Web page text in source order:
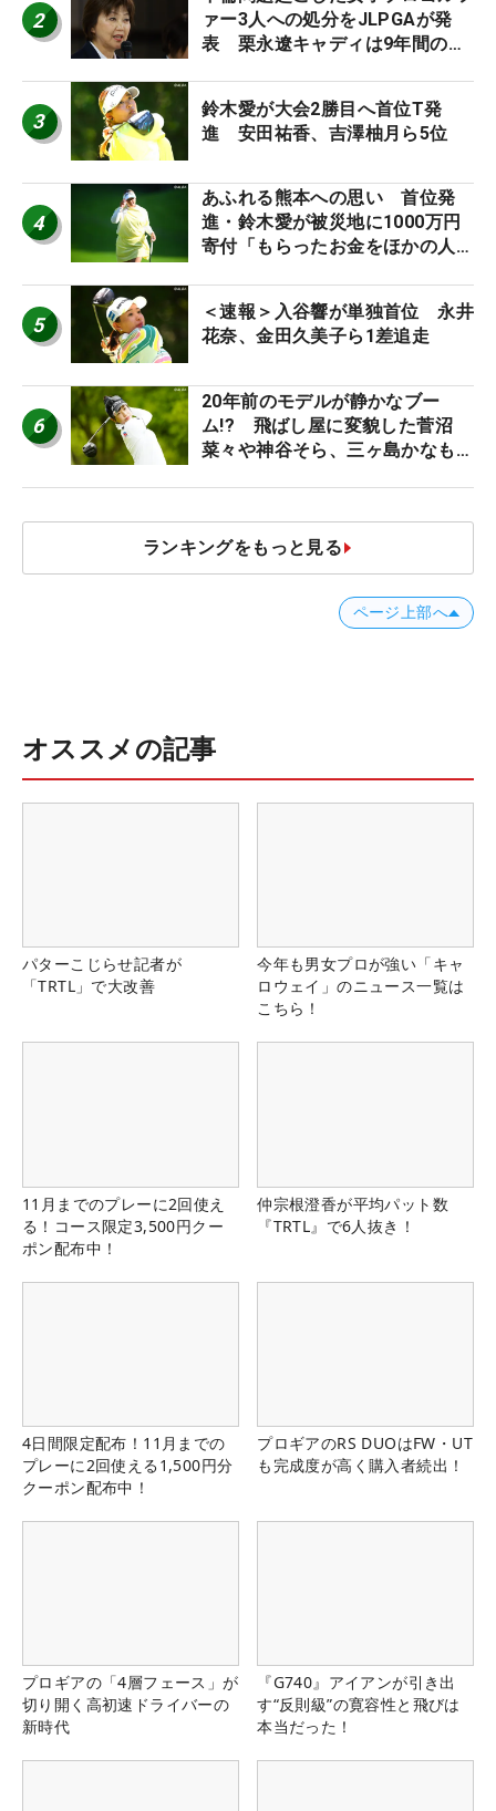
2
ァー3人への処分をJLPGAが発
表 栗永遼キャディは9年間の立
3
鈴木愛が大会2勝目へ首位T発
進 安田祐香、吉澤柚月ら5位
4
あふれる熊本への思い 首位発
進・鈴木愛が被災地に1000万円
寄付「もらったお金をほかの人
5
＜速報＞入谷響が単独首位 永井
花奈、金田久美子ら1差追走
6
20年前のモデルが静かなブー
ム!? 飛ばし屋に変貌した菅沼
菜々や神谷そら、三ヶ島かなも使
ランキングをもっと見る
ページ上部へ
オススメの記事
パターこじらせ記者が
「TRTL」で大改善
今年も男女プロが強い「キャ
ロウェイ」のニュース一覧は
こちら！
11月までのプレーに2回使え
る！コース限定3,500円クー
ポン配布中！
仲宗根澄香が平均パット数
『TRTL』で6人抜き！
4日間限定配布！11月までの
プレーに2回使える1,500円分
クーポン配布中！
プロギアのRS DUOはFW・UT
も完成度が高く購入者続出！
プロギアの「4層フェース」が
切り開く高初速ドライバーの
新時代
『G740』アイアンが引き出
す“反則級”の寛容性と飛びは
本当だった！